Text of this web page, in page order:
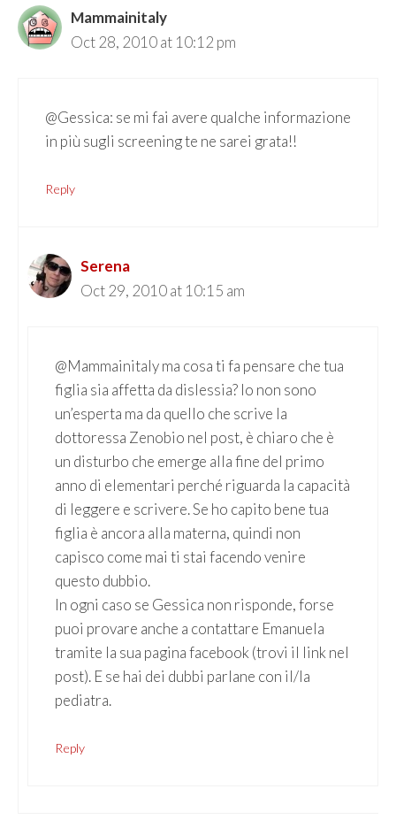
Mammainitaly
Oct 28, 2010 at 10:12 pm
@Gessica: se mi fai avere qualche informazione
in più sugli screening te ne sarei grata!!
Reply
Serena
Oct 29, 2010 at 10:15 am
@Mammainitaly ma cosa ti fa pensare che tua
figlia sia affetta da dislessia? Io non sono
un’esperta ma da quello che scrive la
dottoressa Zenobio nel post, è chiaro che è
un disturbo che emerge alla fine del primo
anno di elementari perché riguarda la capacità
di leggere e scrivere. Se ho capito bene tua
figlia è ancora alla materna, quindi non
capisco come mai ti stai facendo venire
questo dubbio.
In ogni caso se Gessica non risponde, forse
puoi provare anche a contattare Emanuela
tramite la sua pagina facebook (trovi il link nel
post). E se hai dei dubbi parlane con il/la
pediatra.
Reply